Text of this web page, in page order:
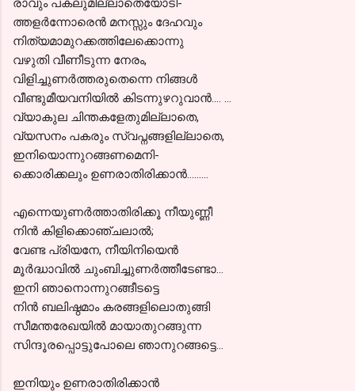
ത്തളര്‍ന്നോരെന്‍ മനസ്സും ദേഹവും
നിത്യമാമുറക്കത്തിലേക്കൊന്നു
വഴുതി വീണീടുന്ന നേരം,
വിളിച്ചുണര്‍ത്തരുതെന്നെ നിങ്ങള്‍
വീണ്ടുമീയവനിയില്‍ കിടന്നുഴറുവാന്‍.... ...
വ്യാകുല ചിന്തകളേതുമില്ലാതെ,
വ്യസനം പകരും സ്വപ്നങ്ങളില്ലാതെ,
ഇനിയൊന്നുറങ്ങണമെനി-
ക്കൊരിക്കലും ഉണരാതിരിക്കാന്‍.........
എന്നെയുണര്‍ത്താതിരിക്കൂ നീയുണ്ണീ
നിന്‍ കിളിക്കൊഞ്ചലാല്‍;
വേണ്ട പ്രിയനേ, നീയിനിയെന്‍
മൂര്‍ദ്ധാവില്‍ ചുംബിച്ചുണര്‍ത്തീടേണ്ടാ...
ഇനി ഞാനൊന്നുറങ്ങീടട്ടെ
നിന്‍ ബലിഷ്ഠമാം കരങ്ങളിലൊതുങ്ങി
സീമന്തരേഖയില്‍ മായാതുറങ്ങുന്ന
സിന്ദൂരപ്പൊട്ടുപോലെ ഞാനുറങ്ങട്ടെ...
ഇനിയും ഉണരാതിരിക്കാന്‍